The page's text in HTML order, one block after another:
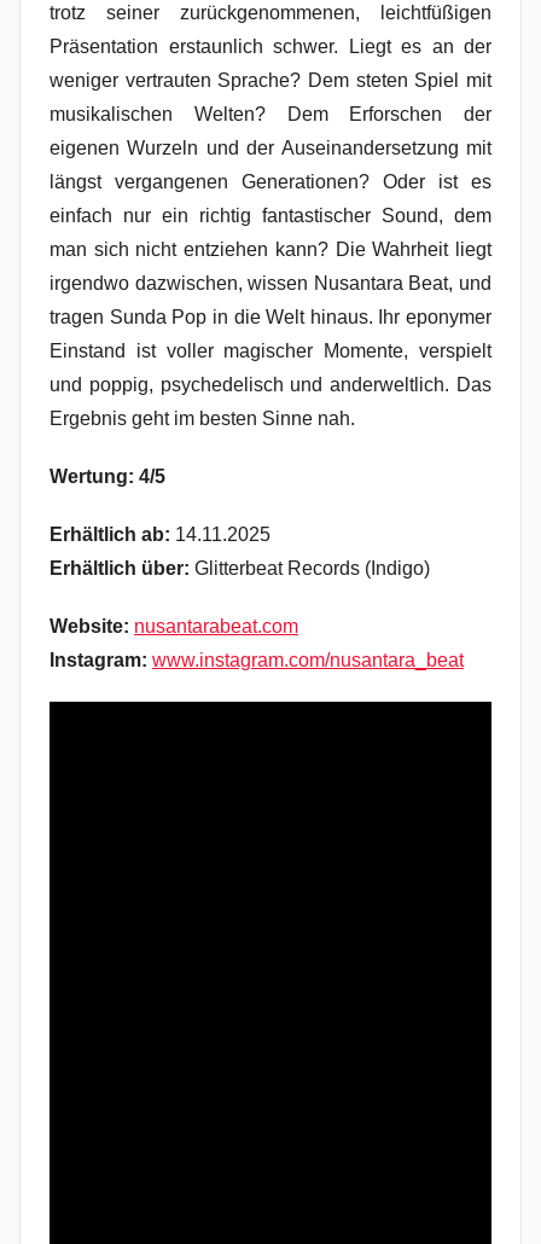
trotz seiner zurückgenommenen, leichtfüßigen
Präsentation erstaunlich schwer. Liegt es an der
weniger vertrauten Sprache? Dem steten Spiel mit
musikalischen Welten? Dem Erforschen der
eigenen Wurzeln und der Auseinandersetzung mit
längst vergangenen Generationen? Oder ist es
einfach nur ein richtig fantastischer Sound, dem
man sich nicht entziehen kann? Die Wahrheit liegt
irgendwo dazwischen, wissen Nusantara Beat, und
tragen Sunda Pop in die Welt hinaus. Ihr eponymer
Einstand ist voller magischer Momente, verspielt
und poppig, psychedelisch und anderweltlich. Das
Ergebnis geht im besten Sinne nah.
Wertung: 4/5
Erhältlich ab: 14.11.2025
Erhältlich über: Glitterbeat Records (Indigo)
Website: nusantarabeat.com
Instagram: www.instagram.com/nusantara_beat